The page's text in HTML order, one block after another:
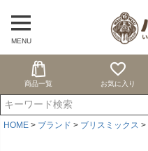
MENU
商品一覧 お気に入り
HOME ブランド ブリスミックス